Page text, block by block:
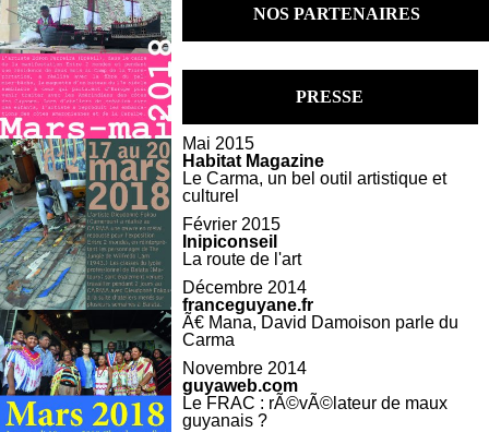
NOS PARTENAIRES
PRESSE
Mai 2015
Habitat Magazine
Le Carma, un bel outil artistique et
culturel
Février 2015
Inipiconseil
La route de l'art
Décembre 2014
franceguyane.fr
Ã€ Mana, David Damoison parle du
Carma
Novembre 2014
guyaweb.com
Le FRAC : rÃ©vÃ©lateur de maux
guyanais ?